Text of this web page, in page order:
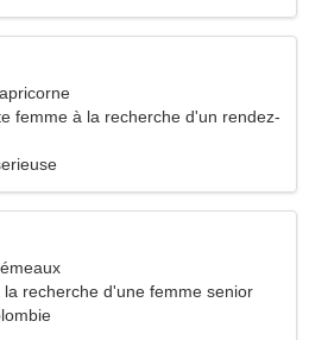
femme à la recherche d'un rendez-
la recherche d'une femme senior